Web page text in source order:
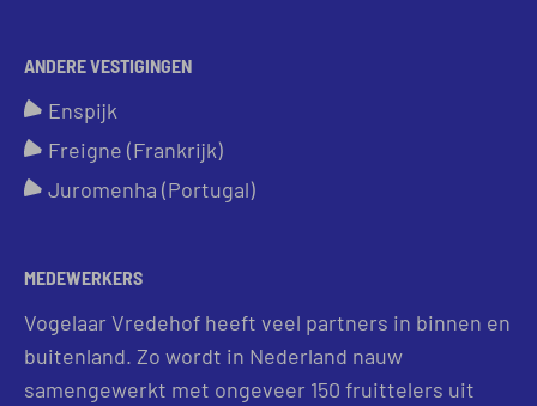
ANDERE VESTIGINGEN
Enspijk
Freigne (Frankrijk)
Juromenha (Portugal)
MEDEWERKERS
Vogelaar Vredehof heeft veel partners in binnen en
buitenland. Zo wordt in Nederland nauw
samengewerkt met ongeveer 150 fruittelers uit